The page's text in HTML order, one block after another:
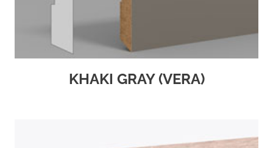
KHAKI GRAY (VERA)